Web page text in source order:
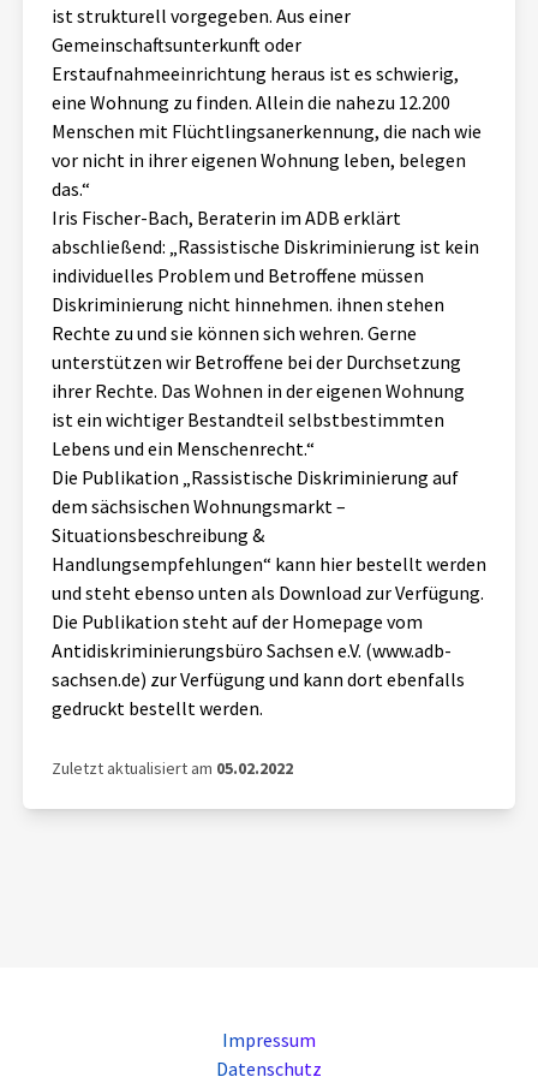
ist strukturell vorgegeben. Aus einer
Gemeinschaftsunterkunft oder
Erstaufnahmeeinrichtung heraus ist es schwierig,
eine Wohnung zu finden. Allein die nahezu 12.200
Menschen mit Flüchtlingsanerkennung, die nach wie
vor nicht in ihrer eigenen Wohnung leben, belegen
das.“
Iris Fischer-Bach, Beraterin im ADB erklärt
abschließend: „Rassistische Diskriminierung ist kein
individuelles Problem und Betroffene müssen
Diskriminierung nicht hinnehmen. ihnen stehen
Rechte zu und sie können sich wehren. Gerne
unterstützen wir Betroffene bei der Durchsetzung
ihrer Rechte. Das Wohnen in der eigenen Wohnung
ist ein wichtiger Bestandteil selbstbestimmten
Lebens und ein Menschenrecht.“
Die Publikation „Rassistische Diskriminierung auf
dem sächsischen Wohnungsmarkt –
Situationsbeschreibung &
Handlungsempfehlungen“ kann hier bestellt werden
und steht ebenso unten als Download zur Verfügung.
Die Publikation steht auf der Homepage vom
Antidiskriminierungsbüro Sachsen e.V. (www.adb-
sachsen.de) zur Verfügung und kann dort ebenfalls
gedruckt bestellt werden.
Zuletzt aktualisiert am 05.02.2022
Impressum
Datenschutz